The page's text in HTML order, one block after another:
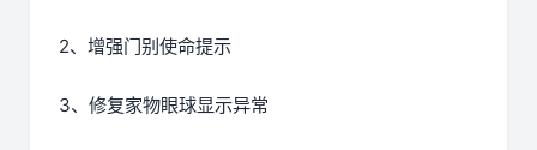
2、增强门别使命提示
3、修复家物眼球显示异常